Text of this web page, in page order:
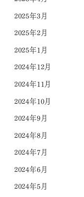
2025年3月
2025年2月
2025年1月
2024年12月
2024年11月
2024年10月
2024年9月
2024年8月
2024年7月
2024年6月
2024年5月